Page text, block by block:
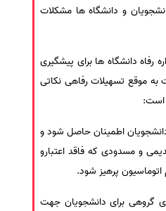
و دانشگاه ها مشکلات
رفاه دانشگاه ها برای پیشگیری
به موقع تسهیلات رفاهی نکاتی
است:
اطمینان حاصل شود و
و مسدودی که فاقد اعتبارو
پرهیز شود.
گروهی برای دانشجویان جهت